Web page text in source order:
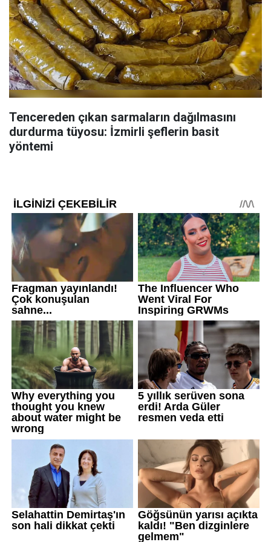
Tencereden çıkan sarmaların dağılmasını
durdurma tüyosu: İzmirli şeflerin basit
yöntemi